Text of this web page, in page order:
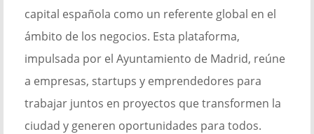
capital española como un referente global en el
ámbito de los negocios. Esta plataforma,
impulsada por el Ayuntamiento de Madrid, reúne
a empresas, startups y emprendedores para
trabajar juntos en proyectos que transformen la
ciudad y generen oportunidades para todos.